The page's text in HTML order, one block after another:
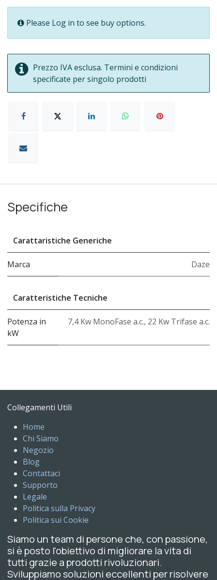
Please Log in to see buy options.
Prezzo IVA esclusa. Termini e condizioni
specificate per singolo prodotti
Specifiche
Carattaristiche Generiche
Marca Daze
Caratteristiche Tecniche
Potenza in
kW
7,4 Kw MonoFase a.c., 22 Kw Trifase a.c.
Collegamenti Utili
Home
Chi Siamo
Negozio
Blog
Contattaci
Supporto
Legale
Politica sulla Privacy
Politica sui Cookie
Siamo un team di persone che, con passione,
si è posto l'obiettivo di migliorare la vita di
tutti grazie a prodotti rivoluzionari.
Sviluppiamo soluzioni eccellenti per risolvere